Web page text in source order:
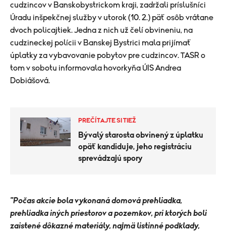
cudzincov v Banskobystrickom kraji, zadržali príslušníci
Úradu inšpekčnej služby v utorok (10. 2.) päť osôb vrátane
dvoch policajtiek. Jedna z nich už čelí obvineniu, na
cudzineckej polícii v Banskej Bystrici mala prijímať
úplatky za vybavovanie pobytov pre cudzincov. TASR o
tom v sobotu informovala hovorkyňa ÚIS Andrea
Dobiášová.
PREČÍTAJTE SI TIEŽ
Bývalý starosta obvinený z úplatku
opäť kandiduje, jeho registráciu
sprevádzajú spory
"Počas akcie bola vykonaná domová prehliadka,
prehliadka iných priestorov a pozemkov, pri ktorých boli
zaistené dôkazné materiály, najmä listinné podklady,